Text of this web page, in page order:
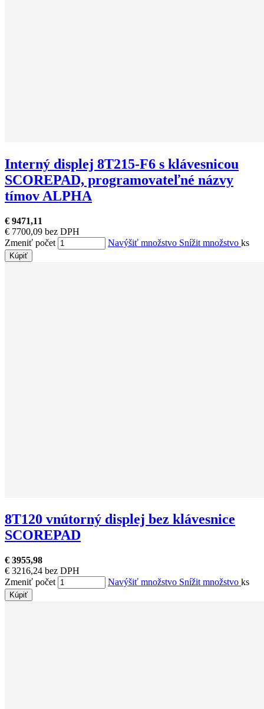
Interný displej 8T215-F6 s klávesnicou
SCOREPAD, programovateľné názvy
tímov ALPHA
€ 9471,11
€ 7700,09 bez DPH
Zmeniť počet
Navýšiť množstvo Snížit množstvo ks
Kúpiť
8T120 vnútorný displej bez klávesnice
SCOREPAD
€ 3955,98
€ 3216,24 bez DPH
Zmeniť počet
Navýšiť množstvo Snížit množstvo ks
Kúpiť